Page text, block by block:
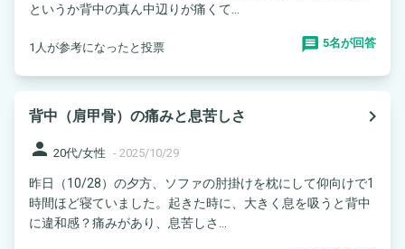
というか背中の真ん中辺りが痛くて...
1人が参考になったと投票 5名が回答
背中（肩甲骨）の痛みと息苦しさ
navigate_next
person 20代/女性 - 2025/10/29
昨日（10/28）の夕方、ソファの肘掛けを枕にして仰向けで1
時間ほど寝ていました。起きた時に、大きく息を吸うと背中
に違和感？痛みがあり、息苦しさ...